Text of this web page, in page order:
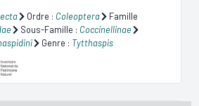
Ordre : Coleoptera
Famille
Sous-Famille : Coccinellinae
Genre : Tytthaspis